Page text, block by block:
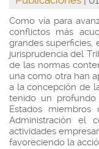
Como vía para
conflictos más
grandes
jurisprudencia del
de las normas
una como otra han
a la concepción de
tenido un
Estados
Administración el
actividades
favoreciendo la